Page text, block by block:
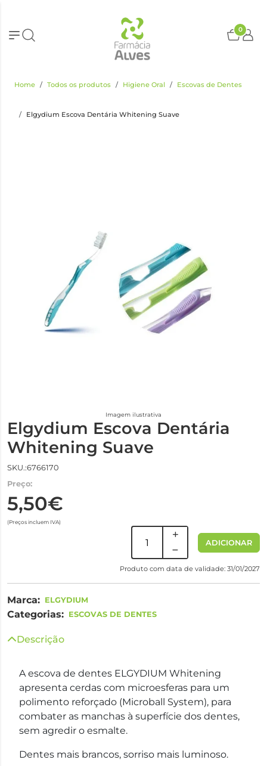
0
Home Todos os produtos Higiene Oral Escovas de Dentes
Elgydium Escova Dentária Whitening Suave
Imagem ilustrativa
Elgydium Escova Dentária
Whitening Suave
SKU.:6766170
Preço:
5,50€
(Preços incluem IVA)
ADICIONAR
Produto com data de validade: 31/01/2027
Marca: ELGYDIUM
Categorias: ESCOVAS DE DENTES
Descrição
A escova de dentes ELGYDIUM Whitening
apresenta cerdas com microesferas para um
polimento reforçado (Microball System), para
combater as manchas à superfície dos dentes,
sem agredir o esmalte.
Dentes mais brancos, sorriso mais luminoso.